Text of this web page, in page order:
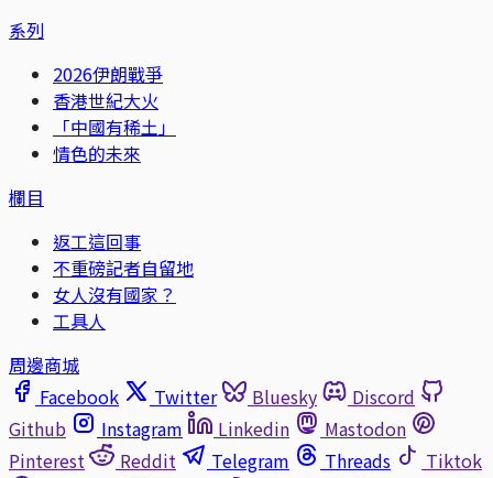
系列
2026伊朗戰爭
香港世紀大火
「中國有稀土」
情色的未來
欄目
返工這回事
不重磅記者自留地
女人沒有國家？
工具人
周邊商城
Facebook
Twitter Bluesky
Discord
Github
Instagram Linkedin
Mastodon
Pinterest
Reddit Telegram Threads
Tiktok